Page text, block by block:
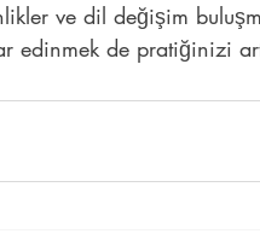
ve dil değişim
edinmek de pratiğinizi